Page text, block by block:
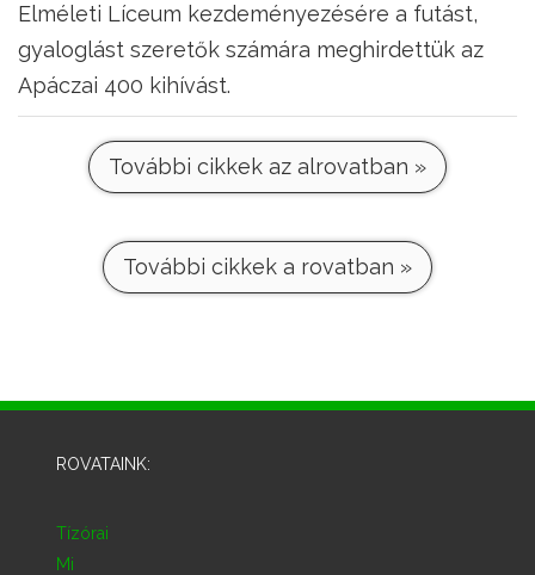
Elméleti Líceum kezdeményezésére a futást,
gyaloglást szeretők számára meghirdettük az
Apáczai 400 kihívást.
További cikkek az alrovatban »
További cikkek a rovatban »
ROVATAINK:
Tízórai
Mi